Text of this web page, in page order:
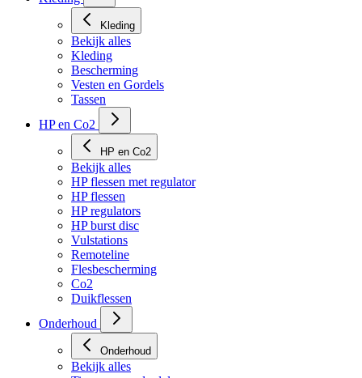
Kleding
Bekijk alles
Kleding
Bescherming
Vesten en Gordels
Tassen
HP en Co2
HP en Co2
Bekijk alles
HP flessen met regulator
HP flessen
HP regulators
HP burst disc
Vulstations
Remoteline
Flesbescherming
Co2
Duikflessen
Onderhoud
Onderhoud